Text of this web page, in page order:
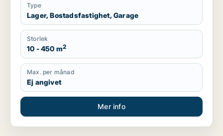
Type
Lager, Bostadsfastighet, Garage
Storlek
10 - 450 m2
Max. per månad
Ej angivet
Mer info